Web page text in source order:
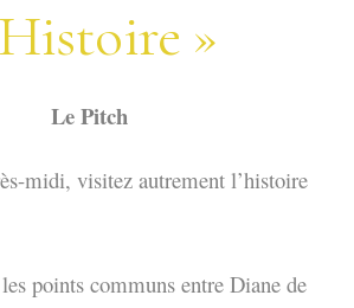
»
Le Pitch
midi, visitez autrement l’histoire
points communs entre Diane de